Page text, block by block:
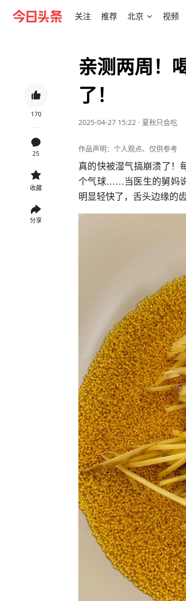
关注 推荐 北京 视频
170
25
收藏
分享
亲测两周！
了！
2025-04-27 15:22 · 夏秋只会吃
作品声明：个人观点、仅供参考
真的快被湿气搞崩溃了！
个气球……当医生的舅妈
明显轻快了，舌头边缘的